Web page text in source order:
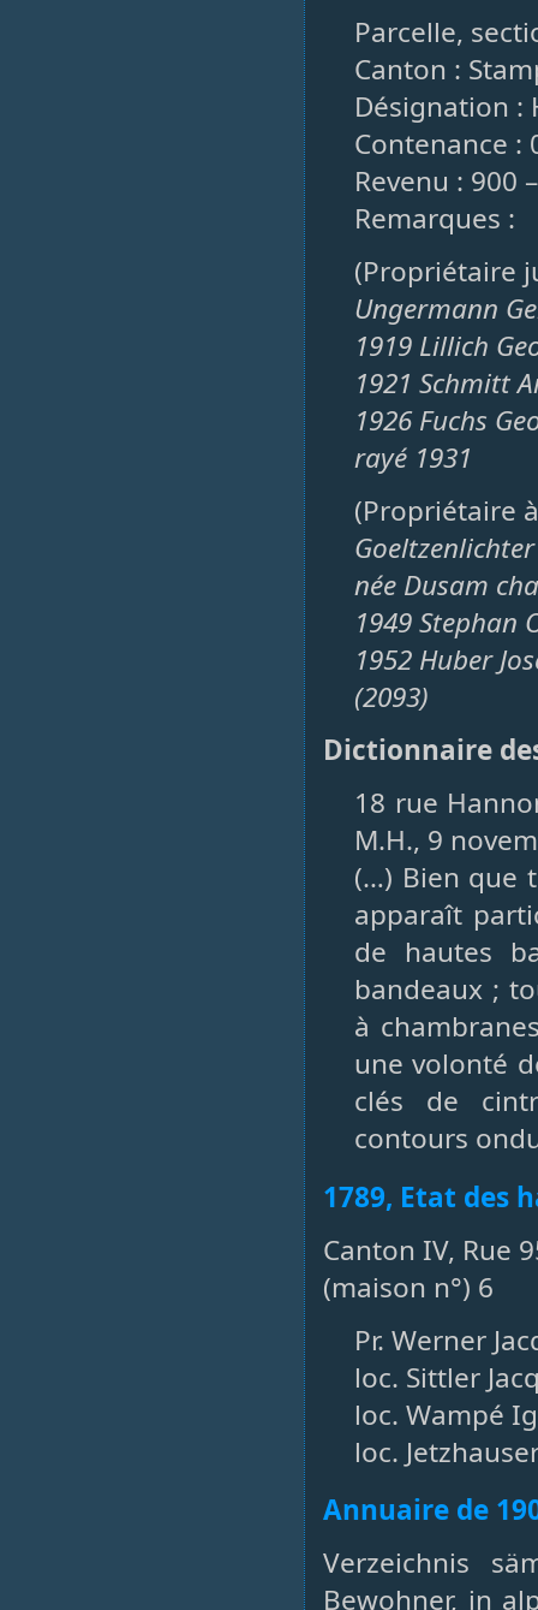
Parcelle,
Canton :
Désignation :
Contenance :
Revenu : 900
Remarques :
(Propriétaire
Ungermann
1919 Lillich
1921 Schmitt
1926 Fuchs
rayé 1931
(Propriétaire
née Dusam
1949 Stephan
1952 Huber
(2093)
Dictionnaire
18 rue
M.H., 9
(…) Bien que
apparaît
de hautes
bandeaux ;
à
une volonté
clés de
contours
1789, Etat des
Canton IV, Rue
(maison n°) 6
Pr. Werner
loc. Sittler
loc. Wampé
loc.
Annuaire de
Verzeichnis
Bewohner, in